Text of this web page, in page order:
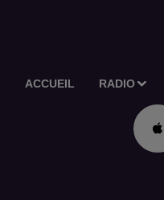
ACCUEIL RADIO